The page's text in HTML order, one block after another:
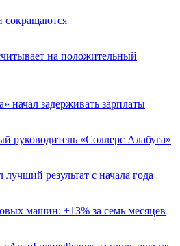
сокращаются
на положительный
начал задерживать зарплаты
руководитель «Соллерс Алабуга»
результат с начала года
машин: +13% за семь месяцев